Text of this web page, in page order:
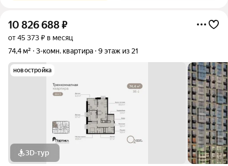
10 826 688₽
от 45 373 ₽ в месяц
74,4 м²
3-комн. квартира 9 этаж из 21
новостройка
3D-тур